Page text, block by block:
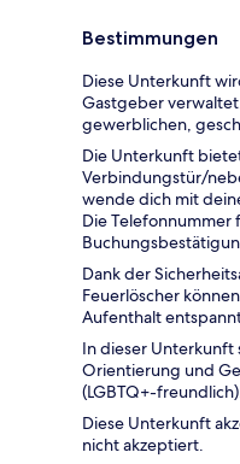
Bestimmungen
Diese Unterkunft
Gastgeber
gewerblichen,
Die Unterkunft
Verbindungstür/
wende dich mit
Die Telefonnummer
Dank der
Feuerlöscher
Aufenthalt
In dieser Unterkunft
Orientierung und
(LGBTQ+-
Diese Unterkunft
nicht akzeptiert.